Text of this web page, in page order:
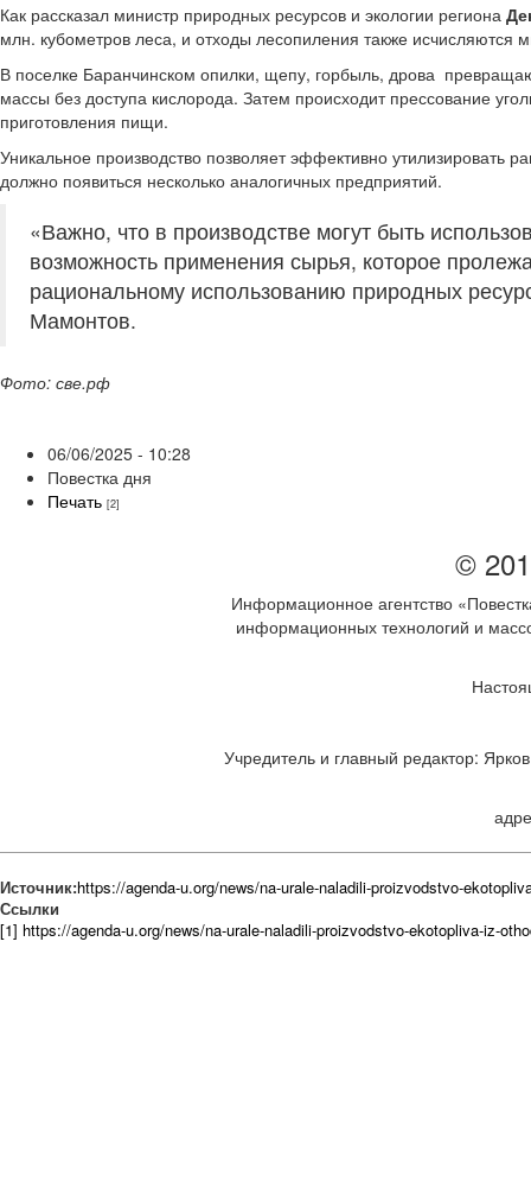
Как рассказал министр природных ресурсов и экологии региона
млн. кубометров леса, и отходы лесопиления также исчисляются
В поселке Баранчинском опилки, щепу, горбыль, дрова
массы без доступа кислорода. Затем происходит прессование
приготовления пищи.
Уникальное производство позволяет эффективно утилизировать
должно появиться несколько аналогичных предприятий.
«Важно, что в производстве могут быть
возможность применения сырья, которое
рациональному использованию природных
Мамонтов.
Фото: све.рф
06/06/2025 - 10:28
Повестка дня
Печать [2]
©
Информационное агентство
информационных технологий и
Учредитель и главный редактор:
Источник:https://agenda-u.org/news/na-urale-naladili-proizvodstvo-
Ссылки
[1] https://agenda-u.org/news/na-urale-naladili-proizvodstvo-ekotopliva-iz-